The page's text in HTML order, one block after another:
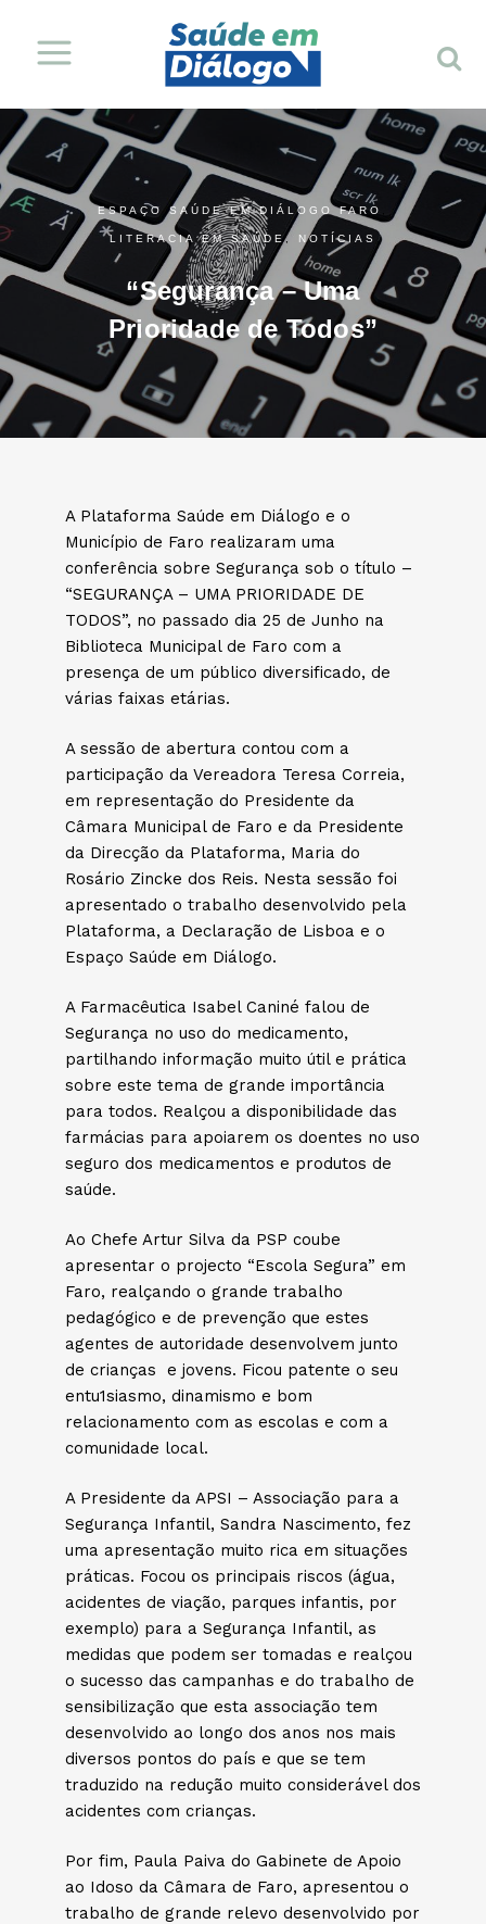
ESPAÇO SAÚDE EM DIÁLOGO FARO
LITERACIA EM SAÚDE, NOTÍCIAS
“Segurança – Uma
Prioridade de Todos”
A Plataforma Saúde em Diálogo e o
Município de Faro realizaram uma
conferência sobre Segurança sob o título –
“SEGURANÇA – UMA PRIORIDADE DE
TODOS”, no passado dia 25 de Junho na
Biblioteca Municipal de Faro com a
presença de um público diversificado, de
várias faixas etárias.
A sessão de abertura contou com a
participação da Vereadora Teresa Correia,
em representação do Presidente da
Câmara Municipal de Faro e da Presidente
da Direcção da Plataforma, Maria do
Rosário Zincke dos Reis. Nesta sessão foi
apresentado o trabalho desenvolvido pela
Plataforma, a Declaração de Lisboa e o
Espaço Saúde em Diálogo.
A Farmacêutica Isabel Caniné falou de
Segurança no uso do medicamento,
partilhando informação muito útil e prática
sobre este tema de grande importância
para todos. Realçou a disponibilidade das
farmácias para apoiarem os doentes no uso
seguro dos medicamentos e produtos de
saúde.
Ao Chefe Artur Silva da PSP coube
apresentar o projecto “Escola Segura” em
Faro, realçando o grande trabalho
pedagógico e de prevenção que estes
agentes de autoridade desenvolvem junto
de crianças e jovens. Ficou patente o seu
entu1siasmo, dinamismo e bom
relacionamento com as escolas e com a
comunidade local.
A Presidente da APSI – Associação para a
Segurança Infantil, Sandra Nascimento, fez
uma apresentação muito rica em situações
práticas. Focou os principais riscos (água,
acidentes de viação, parques infantis, por
exemplo) para a Segurança Infantil, as
medidas que podem ser tomadas e realçou
o sucesso das campanhas e do trabalho de
sensibilização que esta associação tem
desenvolvido ao longo dos anos nos mais
diversos pontos do país e que se tem
traduzido na redução muito considerável dos
acidentes com crianças.
Por fim, Paula Paiva do Gabinete de Apoio
ao Idoso da Câmara de Faro, apresentou o
trabalho de grande relevo desenvolvido por